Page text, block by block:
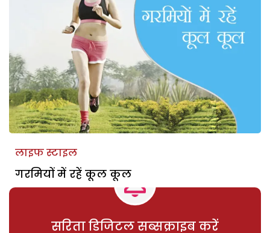
लाइफ स्टाइल
गरमियों में रहें कूल कूल
सरिता डिजिटल सब्सक्राइब करें